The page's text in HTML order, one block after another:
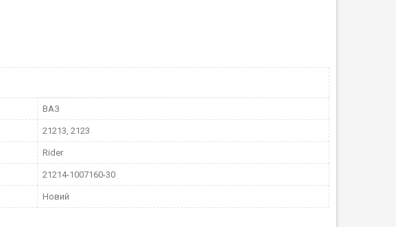
ВАЗ
21213, 2123
Rider
21214-1007160-30
Новий